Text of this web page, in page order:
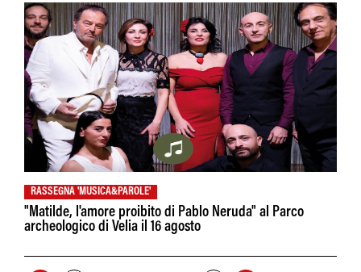
RASSEGNA 'MUSICA&PAROLE'
"Matilde, l'amore proibito di Pablo Neruda" al Parco
archeologico di Velia il 16 agosto